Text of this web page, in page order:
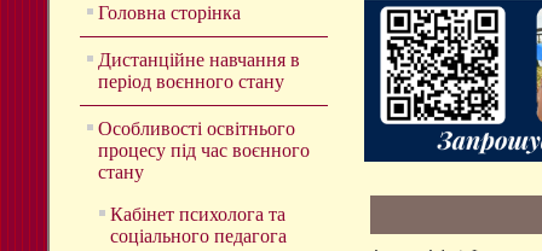
Головна сторінка
Дистанційне навчання в
період воєнного стану
Особливості освітнього
процесу під час воєнного
стану
Кабінет психолога та
соціального педагога